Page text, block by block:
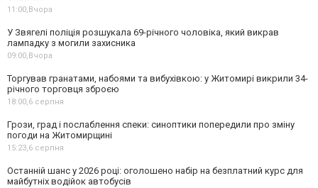
11:00,Вчора
У Звягелі поліція розшукала 69-річного чоловіка, який викрав
лампадку з могили захисника
09:00,Вчора
Торгував гранатами, набоями та вибухівкою: у Житомирі викрили 34-
річного торговця зброєю
18:00,6 серпня
Грози, град і послаблення спеки: синоптики попередили про зміну
погоди на Житомирщині
15:23,6 серпня
Останній шанс у 2026 році: оголошено набір на безплатний курс для
майбутніх водійок автобусів